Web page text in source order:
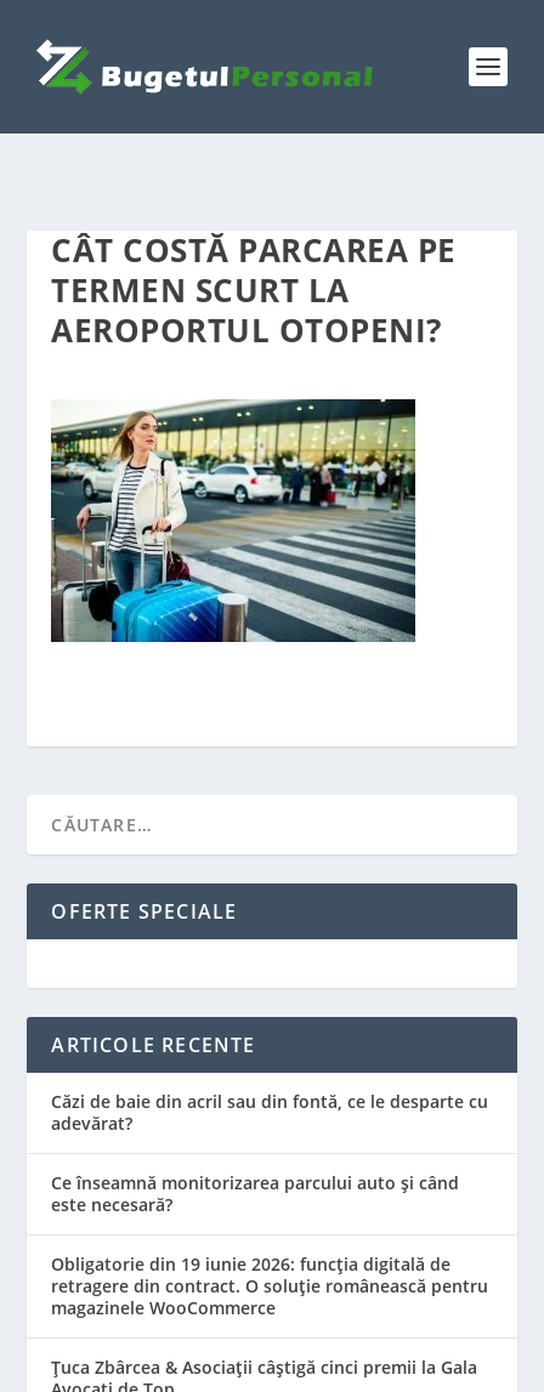
CÂT COSTĂ PARCAREA PE
TERMEN SCURT LA
AEROPORTUL OTOPENI?
OFERTE SPECIALE
ARTICOLE RECENTE
Căzi de baie din acril sau din fontă, ce le desparte cu
adevărat?
Ce înseamnă monitorizarea parcului auto și când
este necesară?
Obligatorie din 19 iunie 2026: funcția digitală de
retragere din contract. O soluție românească pentru
magazinele WooCommerce
Țuca Zbârcea & Asociații câștigă cinci premii la Gala